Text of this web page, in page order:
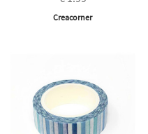
Creacorner